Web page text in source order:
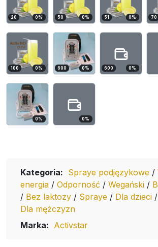
20 0% 50 0% 51 0% 70
100 0% 600 0% 600 0%
0% 0%
Kategoria: Spraye podjęzykowe /
energia / Odporność / Wegański /
/ Bez laktozy / Spraye / Dla dzieci /
Dla mężczyzn
Marka: Activstar